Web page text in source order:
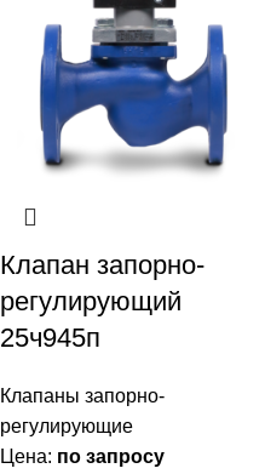
Клапан запорно-
регулирующий
25ч945п
Клапаны запорно-
регулирующие
Цена: по запросу